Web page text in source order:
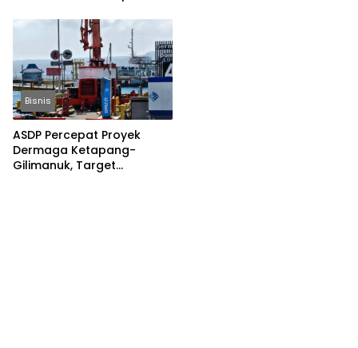
Bisnis
ASDP Percepat Proyek
Dermaga Ketapang-
Gilimanuk, Target